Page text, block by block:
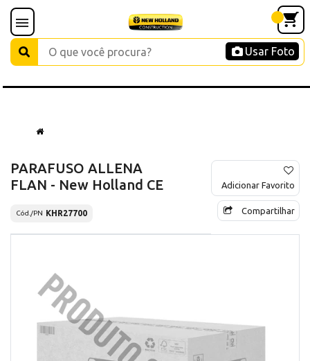
Usar Foto
PARAFUSO ALLENA
FLAN - New Holland CE
Cód./PN KHR27700
Adicionar Favorito
Compartilhar